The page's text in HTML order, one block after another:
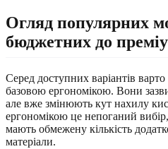
Огляд популярних
бюджетних до
Серед доступних варіантів
базовою ергономікою. Вони
але вже змінюють кут нахилу
ергономікою це непоганий вибір,
мають обмежену кількість
матеріали.